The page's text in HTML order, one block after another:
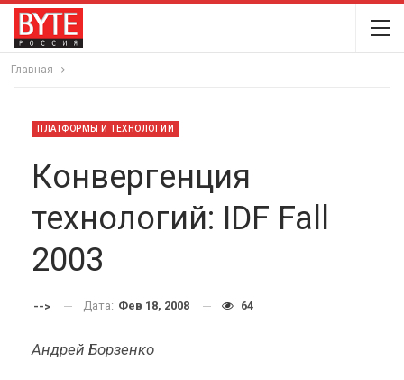
Главная
ПЛАТФОРМЫ И ТЕХНОЛОГИИ
Конвергенция
технологий: IDF Fall
2003
--> Дата: Фев 18, 2008 64
Андрей Борзенко